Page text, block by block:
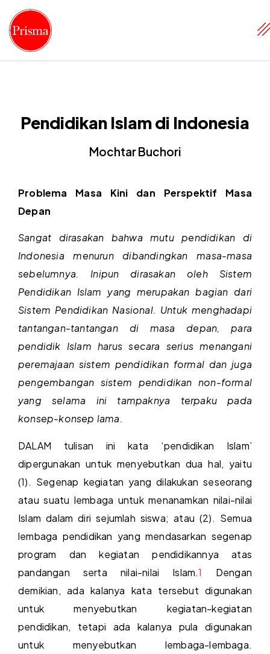
Pendidikan Islam di Indonesia
Mochtar Buchori
Problema Masa Kini dan Perspektif Masa
Depan
Sangat dirasakan bahwa mutu pendidikan di
Indonesia menurun dibandingkan masa-masa
sebelumnya. Inipun dirasakan oleh Sistem
Pendidikan Islam yang merupakan bagian dari
Sistem Pendidikan Nasional. Untuk menghadapi
tantangan-tantangan di masa depan, para
pendidik Islam harus secara serius menangani
peremajaan sistem pendidikan formal dan juga
pengembangan sistem pendidikan non-formal
yang selama ini tampaknya terpaku pada
konsep-konsep lama.
DALAM tulisan ini kata ‘pendidikan Islam’
dipergunakan untuk menyebutkan dua hal, yaitu
(1). Segenap kegiatan yang dilakukan seseorang
atau suatu lembaga untuk menanamkan nilai-nilai
Islam dalam diri sejumlah siswa; atau (2). Semua
lembaga pendidikan yang mendasarkan segenap
program dan kegiatan pendidikannya atas
pandangan serta nilai-nilai Islam.1
Dengan
demikian, ada kalanya kata tersebut digunakan
untuk menyebutkan kegiatan-kegiatan
pendidikan, tetapi ada kalanya pula digunakan
untuk menyebutkan lembaga-lembaga.